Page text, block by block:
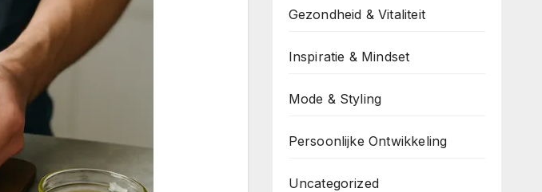
Gezondheid & Vitaliteit
Inspiratie & Mindset
Mode & Styling
Persoonlijke Ontwikkeling
Uncategorized